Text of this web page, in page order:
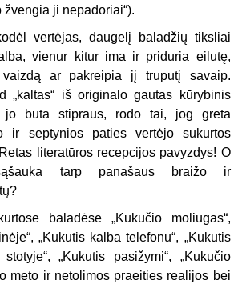
ji nepadoriai“).
vertėjas, daugelį baladžių tiksliai
vienur kitur ima ir priduria eilutę,
ar pakreipia jį truputį savaip.
„kaltas“ iš originalo gautas kūrybinis
jo būta stipraus, rodo tai, jog greta
ir septynios paties vertėjo sukurtos
literatūros recepcijos pavyzdys! O
tarp panašaus braižo ir
baladėse „Kukučio moliūgas“,
„Kukutis kalba telefonu“, „Kukutis
stotyje“, „Kukutis pasižymi“, „Kukučio
meto ir netolimos praeities realijos bei